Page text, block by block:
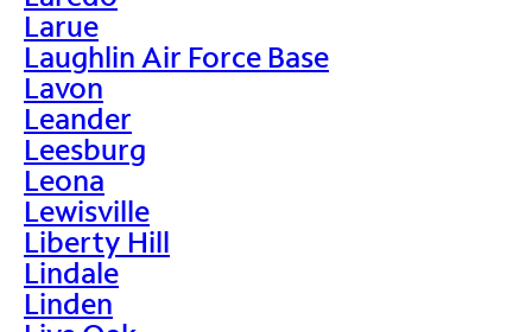
Larue
Laughlin Air Force Base
Lavon
Leander
Leesburg
Leona
Lewisville
Liberty Hill
Lindale
Linden